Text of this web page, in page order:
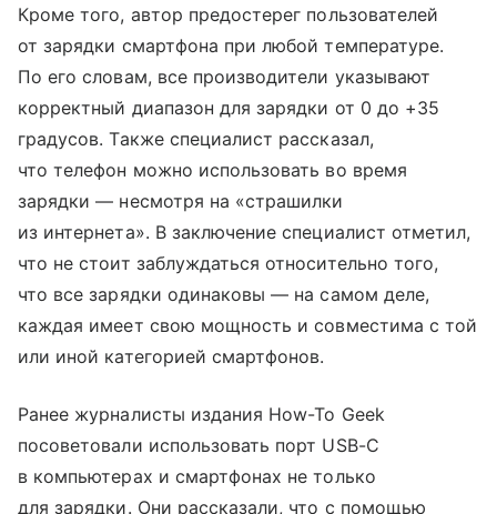
Кроме того, автор предостерег пользователей
от зарядки смартфона при любой температуре.
По его словам, все производители указывают
корректный диапазон для зарядки от 0 до +35
градусов. Также специалист рассказал,
что телефон можно использовать во время
зарядки — несмотря на «страшилки
из интернета». В заключение специалист отметил,
что не стоит заблуждаться относительно того,
что все зарядки одинаковы — на самом деле,
каждая имеет свою мощность и совместима с той
или иной категорией смартфонов.
Ранее журналисты издания How-To Geek
посоветовали использовать порт USB-C
в компьютерах и смартфонах не только
для зарядки. Они рассказали, что с помощью